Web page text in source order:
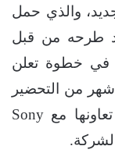
والذي حمل
2026” مع تأكيد طرحه من قبل
في خطوة تعلن
من التحضير
والعمل المكثف. كما أظهر البوستر تعاونها مع Sony